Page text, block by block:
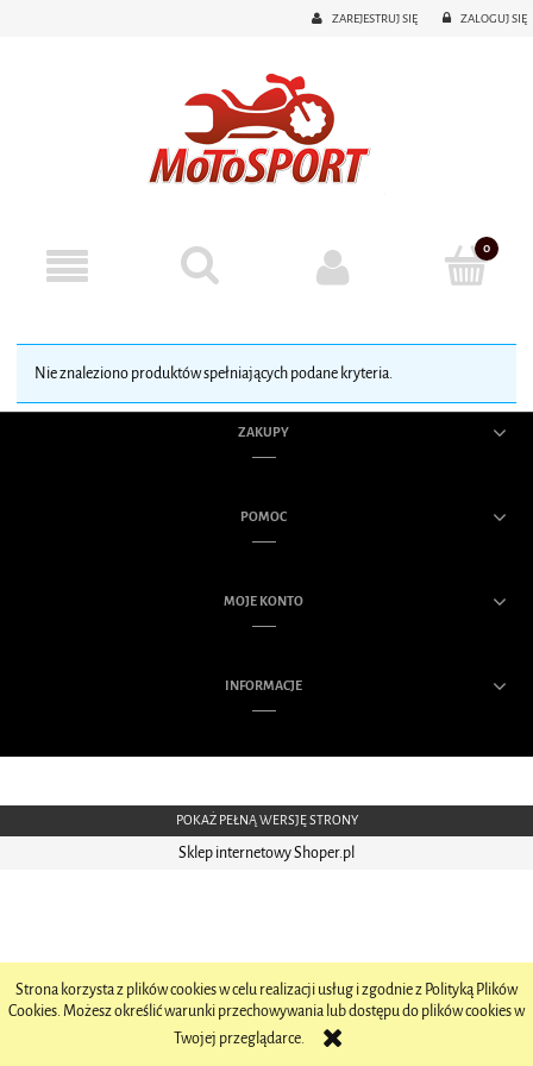
Strona korzysta z plików cookies w celu realizacji usług i zgodnie z Polityką Plików
Cookies. Możesz określić warunki przechowywania lub dostępu do plików cookies w
Twojej przeglądarce.
ZAREJESTRUJ SIĘ ZALOGUJ SIĘ
Nie znaleziono produktów spełniających podane kryteria.
ZAKUPY
POMOC
MOJE KONTO
INFORMACJE
POKAŻ PEŁNĄ WERSJĘ STRONY
Sklep internetowy Shoper.pl